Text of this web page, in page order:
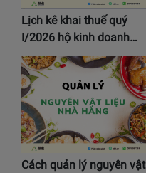
Lịch kê khai thuế quý
I/2026 hộ kinh doanh…
Cách quản lý nguyên vật